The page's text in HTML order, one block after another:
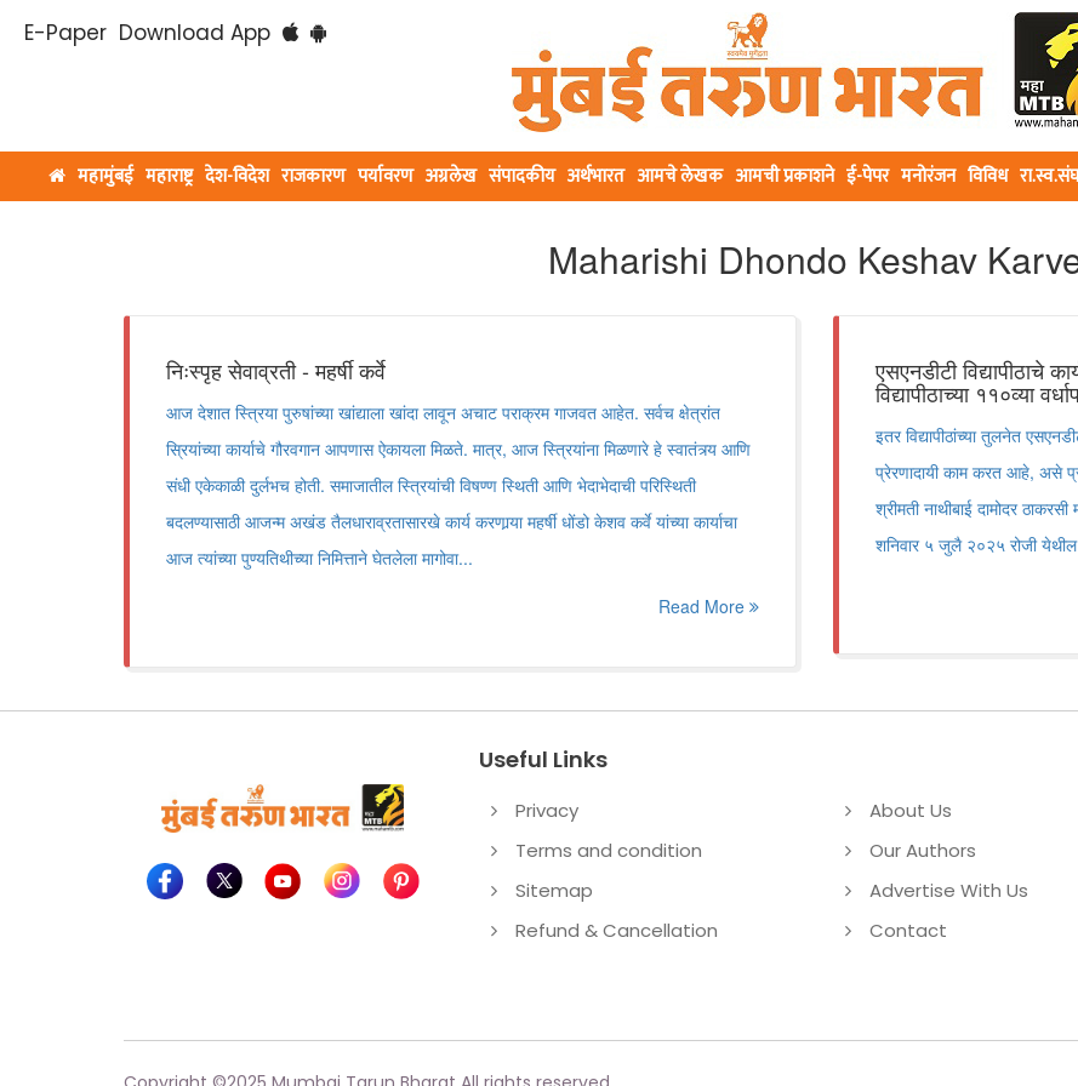
E-Paper Download App
महामुंबई महाराष्ट्र देश-विदेश राजकारण पर्यावरण अग्रलेख संपादकीय अर्थभारत आमचे लेखक आमची प्रकाशने ई-पेपर मनोरंजन विविध
Maharishi Dhondo Keshav
निःस्पृह सेवाव्रती - महर्षी कर्वे
आज देशात स्त्रिया पुरुषांच्या खांद्याला खांदा लावून अचाट पराक्रम गाजवत आहेत. सर्वच क्षेत्रांत
स्रियांच्या कार्याचे गौरवगान आपणास ऐकायला मिळते. मात्र, आज स्त्रियांना मिळणारे हे स्वातंत्र्य आणि
संधी एकेकाळी दुर्लभच होती. समाजातील स्त्रियांची विषण्ण स्थिती आणि भेदाभेदाची परिस्थिती
बदलण्यासाठी आजन्म अखंड तैलधाराव्रतासारखे कार्य करणार्‍या महर्षी धोंडो केशव कर्वे यांच्या कार्याचा
आज त्यांच्या पुण्यतिथीच्या निमित्ताने घेतलेला मागोवा...
Read More
एसएनडीटी विद्यापीठाचे
विद्यापीठाच्या ११०व्या
इतर विद्यापीठांच्या तुलनेत
प्रेरणादायी काम करत आहे, असे
श्रीमती नाथीबाई दामोदर
शनिवार ५ जुलै २०२५ रोजी येथील
Useful Links
Privacy
Terms and condition
Sitemap
Refund & Cancellation
About Us
Our Authors
Advertise With Us
Contact